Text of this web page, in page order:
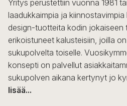
Yritys perustettiin vuonna 1981
laadukkaimpia ja
design-tuotteita kodin jokaiseen
erikoistuneet kalusteisiin, joilla
sukupolvelta toiselle.
konsepti on palvellut
sukupolven aikana kertynyt jo
lisää...